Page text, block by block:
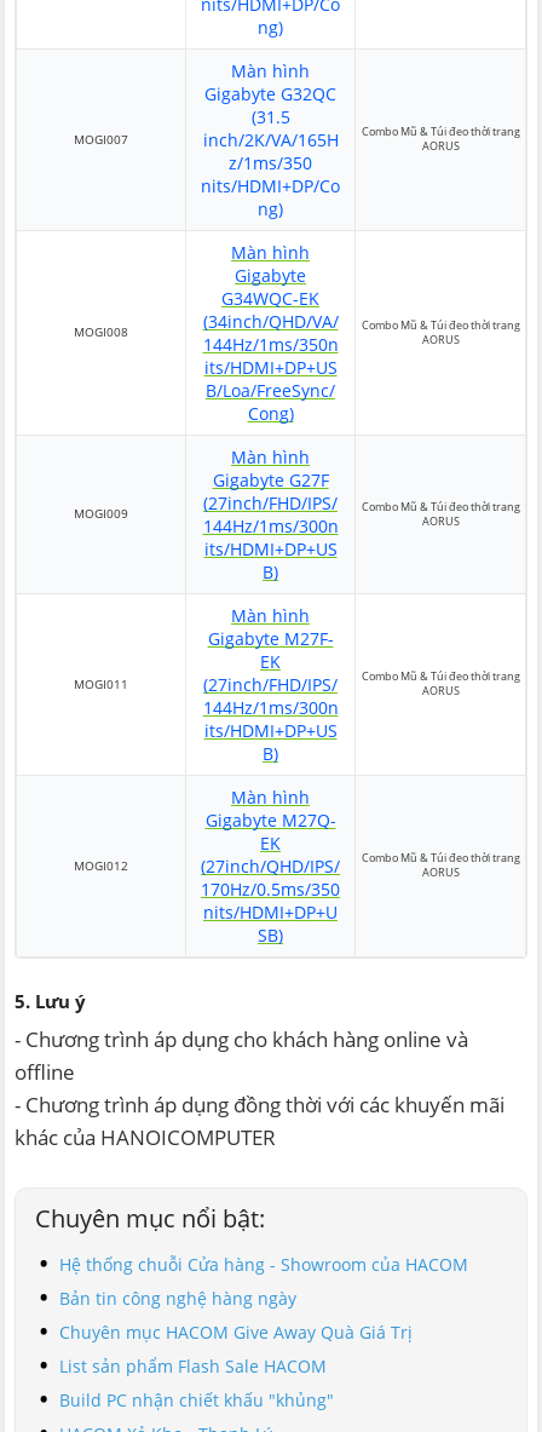
ng)
MOGI007
Màn hình
Gigabyte G32QC
(31.5
inch/2K/VA/165H
z/1ms/350
nits/HDMI+DP/Co
ng)
Combo Mũ & Túi đeo thời trang
AORUS
MOGI008
Màn hình
Gigabyte
G34WQC-EK
(34inch/QHD/VA/
144Hz/1ms/350n
its/HDMI+DP+US
B/Loa/FreeSync/
Cong)
Combo Mũ & Túi đeo thời trang
AORUS
MOGI009
Màn hình
Gigabyte G27F
(27inch/FHD/IPS/
144Hz/1ms/300n
its/HDMI+DP+US
B)
Combo Mũ & Túi đeo thời trang
AORUS
MOGI011
Màn hình
Gigabyte M27F-
EK
(27inch/FHD/IPS/
144Hz/1ms/300n
its/HDMI+DP+US
B)
Combo Mũ & Túi đeo thời trang
AORUS
MOGI012
Màn hình
Gigabyte M27Q-
EK
(27inch/QHD/IPS/
170Hz/0.5ms/350
nits/HDMI+DP+U
SB)
Combo Mũ & Túi đeo thời trang
AORUS
5. Lưu ý
- Chương trình áp dụng cho khách hàng online và
offline
- Chương trình áp dụng đồng thời với các khuyến mãi
khác của HANOICOMPUTER
Chuyên mục nổi bật:
Hệ thống chuỗi Cửa hàng - Showroom của HACOM
Bản tin công nghệ hàng ngày
Chuyên mục HACOM Give Away Quà Giá Trị
List sản phẩm Flash Sale HACOM
Build PC nhận chiết khấu "khủng"